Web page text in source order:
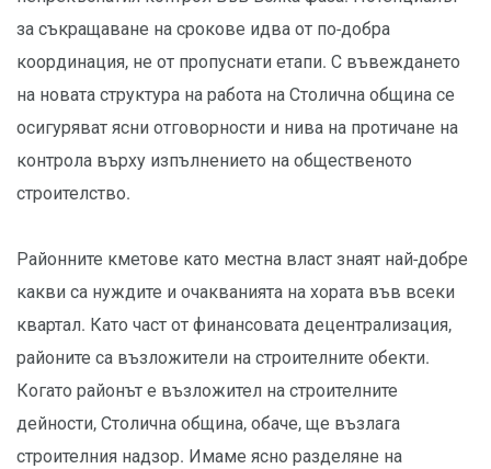
за съкращаване на срокове идва от по-добра
координация, не от пропуснати етапи. С въвеждането
на новата структура на работа на Столична община се
осигуряват ясни отговорности и нива на протичане на
контрола върху изпълнението на общественото
строителство.
Районните кметове като местна власт знаят най-добре
какви са нуждите и очакванията на хората във всеки
квартал. Като част от финансовата децентрализация,
районите са възложители на строителните обекти.
Когато районът е възложител на строителните
дейности, Столична община, обаче, ще възлага
строителния надзор. Имаме ясно разделяне на